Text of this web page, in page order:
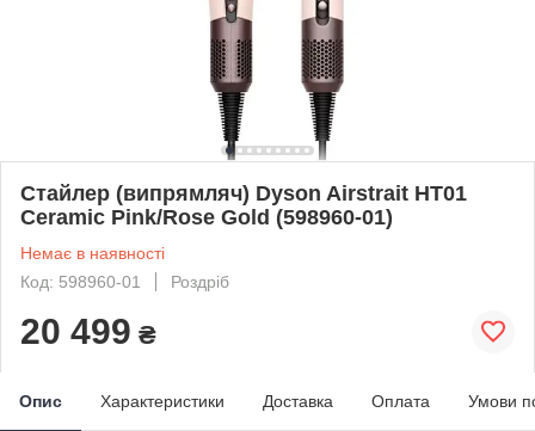
Стайлер (випрямляч) Dyson Airstrait HT01
Ceramic Pink/Rose Gold (598960-01)
Немає в наявності
Код: 598960-01
Роздріб
20 499 ₴
Опис Характеристики Доставка Оплата Умови